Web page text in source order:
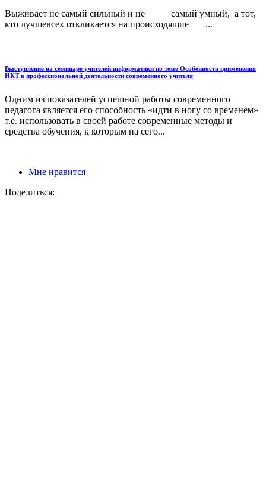
Выживает не самый сильный и не самый умный, а тот,
кто лучшевсех откликается на происходящие ...
Выступление на семинаре учителей информатики по теме Особенности применения
ИКТ в профессиональной деятельности современного учителя
Одним из показателей успешной работы современного
педагога является его способность «идти в ногу со временем»
т.е. использовать в своей работе современные методы и
средства обучения, к которым на сего...
Мне нравится
Поделиться: